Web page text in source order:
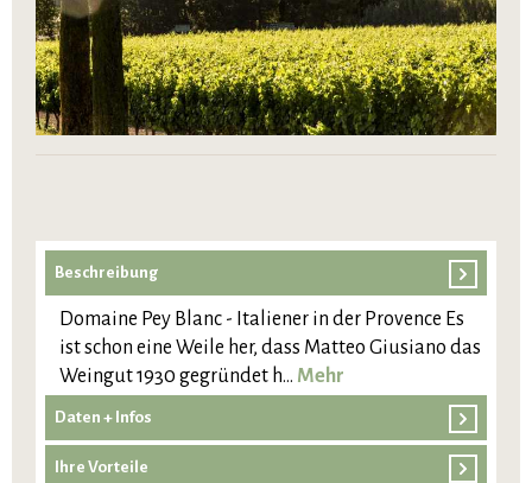
Beschreibung
Domaine Pey Blanc - Italiener in der Provence Es
ist schon eine Weile her, dass Matteo Giusiano das
Weingut 1930 gegründet h… Mehr
Daten + Infos
Ihre Vorteile